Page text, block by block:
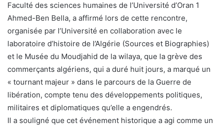
Faculté des sciences humaines de l’Université d’Oran 1
Ahmed-Ben Bella, a affirmé lors de cette rencontre,
organisée par l’Université en collaboration avec le
laboratoire d’histoire de l’Algérie (Sources et Biographies)
et le Musée du Moudjahid de la wilaya, que la grève des
commerçants algériens, qui a duré huit jours, a marqué un
« tournant majeur » dans le parcours de la Guerre de
libération, compte tenu des développements politiques,
militaires et diplomatiques qu’elle a engendrés.
Il a souligné que cet événement historique a agi comme un